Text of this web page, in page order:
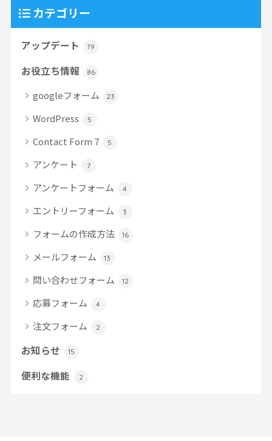
カテゴリー
アップデート 19
お役立ち情報 86
googleフォーム 23
WordPress 5
Contact Form 7 5
アンケート 7
アンケートフォーム 4
エントリーフォーム 3
フォームの作成方法 16
メールフォーム 13
問い合わせフォーム 12
応募フォーム 4
注文フォーム 2
お知らせ 15
便利な機能 2